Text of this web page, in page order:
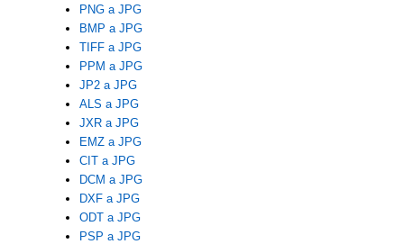
PNG a JPG
BMP a JPG
TIFF a JPG
PPM a JPG
JP2 a JPG
ALS a JPG
JXR a JPG
EMZ a JPG
CIT a JPG
DCM a JPG
DXF a JPG
ODT a JPG
PSP a JPG